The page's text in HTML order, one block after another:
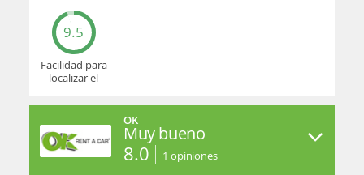
9.5
Facilidad para
localizar el
oficina
OK
Muy bueno
8.0 1 opiniones